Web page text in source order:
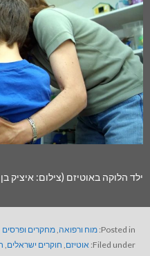
ילד הלוקה באוטיזם (צילום: איציק
Posted in: מוח ורפואה מחקרים ופרסים
Filed under: אוטיזם חוקרים ישראלים